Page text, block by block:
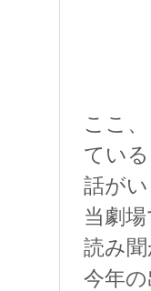
ここ
てい
話がい
当劇
読み聞
今年